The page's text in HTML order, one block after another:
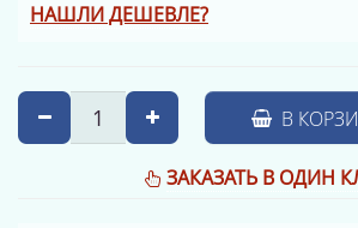
НАШЛИ ДЕШЕВЛЕ?
В
ЗАКАЗАТЬ В ОДИН